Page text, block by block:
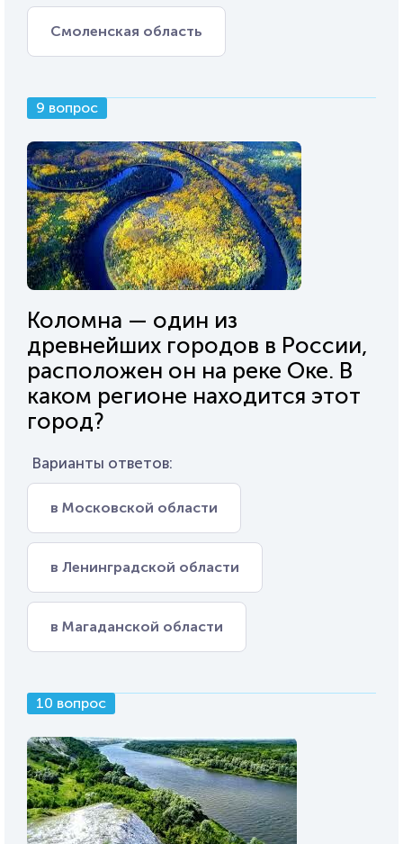
Смоленская область
9 вопрос
Коломна — один из
древнейших городов в России,
расположен он на реке Оке. В
каком регионе находится этот
город?
Варианты ответов:
в Московской области
в Ленинградской области
в Магаданской области
10 вопрос